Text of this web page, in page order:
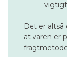
Det er altså
at varen er